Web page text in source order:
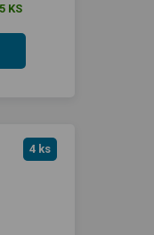
KS
4 ks